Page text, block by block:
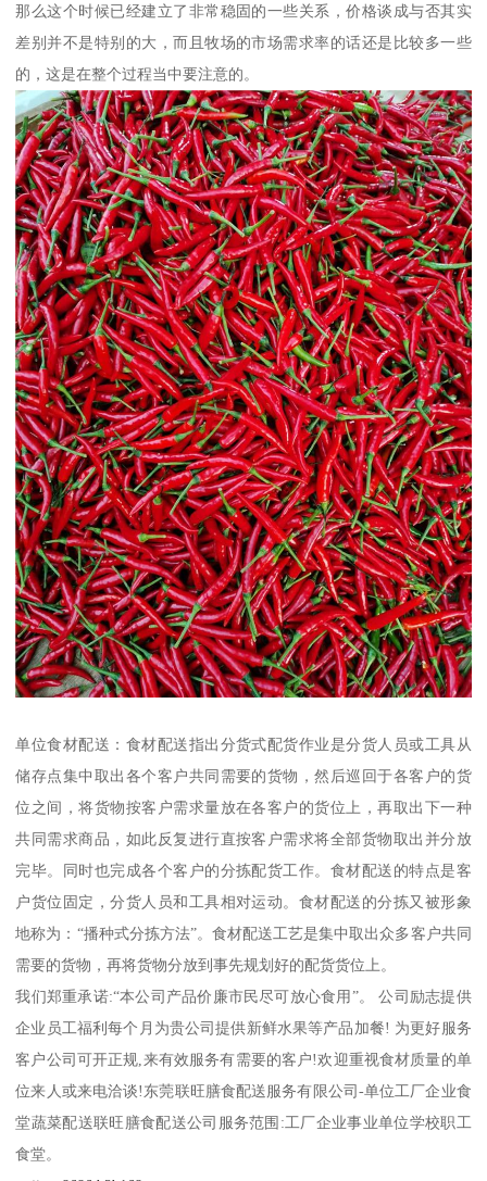
那么这个时候已经建立了非常稳固的一些关系，价格谈成与否其实
差别并不是特别的大，而且牧场的市场需求率的话还是比较多一些
的，这是在整个过程当中要注意的。
单位食材配送：食材配送指出分货式配货作业是分货人员或工具从
储存点集中取出各个客户共同需要的货物，然后巡回于各客户的货
位之间，将货物按客户需求量放在各客户的货位上，再取出下一种
共同需求商品，如此反复进行直按客户需求将全部货物取出并分放
完毕。同时也完成各个客户的分拣配货工作。食材配送的特点是客
户货位固定，分货人员和工具相对运动。食材配送的分拣又被形象
地称为：“播种式分拣方法”。食材配送工艺是集中取出众多客户共同
需要的货物，再将货物分放到事先规划好的配货货位上。
我们郑重承诺:“本公司产品价廉市民尽可放心食用”。 公司励志提供
企业员工福利每个月为贵公司提供新鲜水果等产品加餐! 为更好服务
客户公司可开正规,来有效服务有需要的客户!欢迎重视食材质量的单
位来人或来电洽谈!东莞联旺膳食配送服务有限公司-单位工厂企业食
堂蔬菜配送联旺膳食配送公司服务范围:工厂企业事业单位学校职工
食堂。